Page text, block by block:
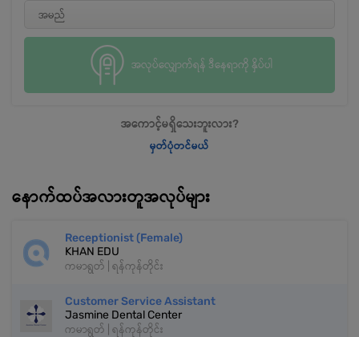
အလုပ်လျှောက်ရန် ဒီနေရာကို နှိပ်ပါ
အကောင့်မရှိသေးဘူးလား?
မှတ်ပုံတင်မယ်
နောက်ထပ်အလားတူအလုပ်များ
Receptionist (Female)
KHAN EDU
ကမာရွတ် | ရန်ကုန်တိုင်း
Customer Service Assistant
Jasmine Dental Center
ကမာရွတ် | ရန်ကုန်တိုင်း